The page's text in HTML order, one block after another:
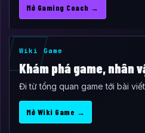
Mở Gaming Coach →
Wiki Game
Khám phá game, nhân
Đi từ tổng quan game tới bài
Mở Wiki Game →